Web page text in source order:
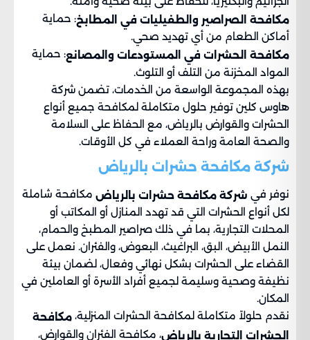
مكافحة الصراصير والطفيليات في المطابخ: حماية
أماكن الطعام من أي تهديد صحي.
مكافحة الحشرات في المستودعات والمصانع: حماية
المواد المخزنة من التلف أو التلوث.
بهذه المجموعة الواسعة من الخدمات، تضمن شركة
هاوس كلين توفير حلول متكاملة لمكافحة جميع أنواع
الحشرات والقوارض بالرياض، مع الحفاظ على السلامة
والصحة العامة وراحة العملاء في كل الأوقات.
شركة مكافحة حشرات بالرياض
نوفر في شركة مكافحة حشرات بالرياض مكافحة شاملة
لكل أنواع الحشرات التي قد تهدد المنازل أو المكاتب أو
المحلات التجارية، بما في ذلك صراصير المطبخ والحمام،
النمل الأبيض، البق، البراغيث، البعوض، والفئران. نعمل على
القضاء على الحشرات بشكل نهائي وفعال، لضمان بيئة
نظيفة وصحية وسليمة لجميع أفراد الأسرة أو العاملين في
المكان.
نقدم حلولاً متكاملة لمكافحة الحشرات المنزلية، مكافحة
الحشرات التجارية بالرياض، مكافحة الفئران والقوارض،